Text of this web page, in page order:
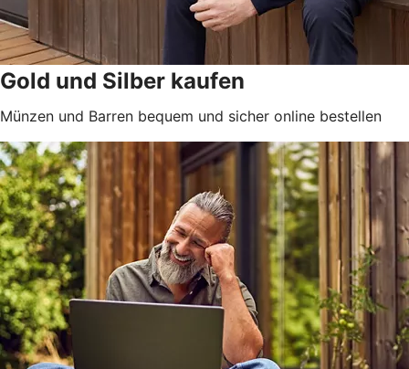
Gold und Silber kaufen
Münzen und Barren bequem und sicher online bestellen